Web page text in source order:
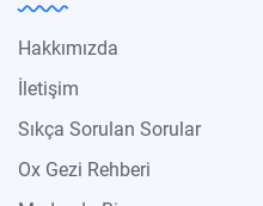
Hakkımızda
İletişim
Sıkça Sorulan Sorular
Ox Gezi Rehberi